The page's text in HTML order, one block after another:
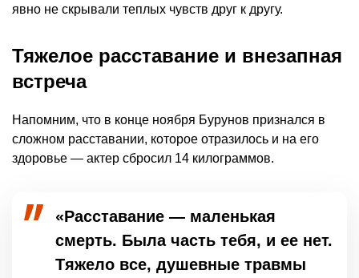
явно не скрывали теплых чувств друг к другу.
Тяжелое расставание и внезапная
встреча
Напомним, что в конце ноября Бурунов признался в
сложном расставании, которое отразилось и на его
здоровье — актер сбросил 14 килограммов.
«Расставание — маленькая
смерть. Была часть тебя, и ее нет.
Тяжело все, душевные травмы